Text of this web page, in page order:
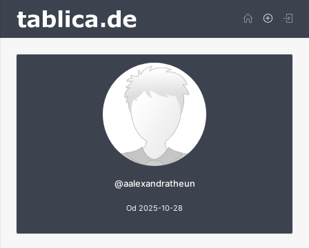
@aalexandratheun
Od 2025-10-28